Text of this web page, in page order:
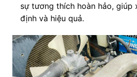
sự tương thích hoàn hảo, giúp
định và hiệu quả.